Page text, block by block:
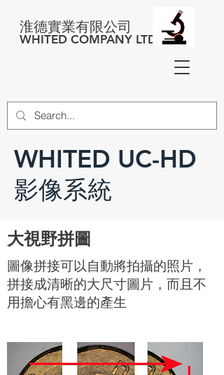
淮德實業有限公司
WHITED COMPANY LTD
WHITED UC-HD
影像系統
大視野拼圖
圖像拼接可以自動將拍攝的照片，
拼接成清晰的大尺寸圖片，而且不
用擔心有黑邊的產生